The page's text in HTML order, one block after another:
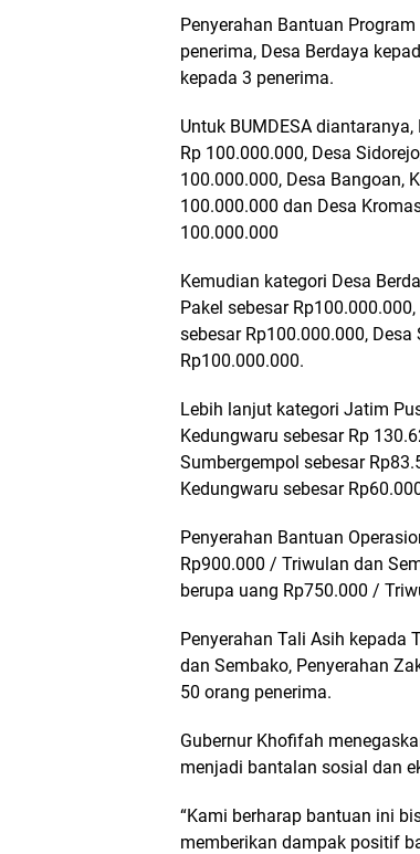
Penyerahan Bantuan
penerima, Desa Berdaya
kepada 3 penerima.
Untuk BUMDESA
Rp 100.000.000, Desa
100.000.000, Desa Bangoan,
100.000.000 dan Desa
100.000.000
Kemudian kategori Desa
Pakel sebesar
sebesar Rp100.000.000,
Rp100.000.000.
Lebih lanjut kategori Jatim
Kedungwaru sebesar Rp
Sumbergempol sebesar
Kedungwaru sebesar
Penyerahan Bantuan
Rp900.000 / Triwulan dan
berupa uang Rp750.000 /
Penyerahan Tali Asih kepada
dan Sembako, Penyerahan
50 orang penerima.
Gubernur Khofifah
menjadi bantalan sosial dan
“Kami berharap bantuan ini
memberikan dampak positif